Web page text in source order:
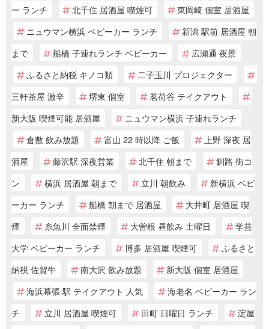
ー ランチ
北千住 居酒屋 喫煙可
東岡崎 個室 居酒屋
ニュウマン横浜 ベビーカー ランチ
新潟 駅前 居酒屋 朝
まで
船橋 子連れランチ ベビーカー
広瀬通 夜景
ふるさと納税 キノコ類
二子玉川 プロジェクター
三軒茶屋 激辛
堺東 個室
茗荷谷 テイクアウト
新大阪 喫煙可能 居酒屋
ニュウマン横浜 子連れランチ
倉敷 飲み放題
富山 22 時以降 ご飯
上野 深夜 居
酒屋
藤沢駅 深夜営業 北千住 朝まで
釧路 街コ
ン
横浜 居酒屋 朝まで 立川 朝飲み
新横浜 ベビ
ーカー ランチ
船橋 朝まで 居酒屋
大井町 居酒屋 喫
煙
糸魚川 全面禁煙 大曽根 昼飲み 土曜日
学芸
大学 ベビーカー ランチ
博多 居酒屋 喫煙可
ふるさと
納税 佐賀牛
南大沢 飲み放題
新大阪 個室 居酒屋
海浜幕張 駅 テイクアウト 人気
海老名 ベビーカー ラン
チ
立川 居酒屋 喫煙可 田町 日曜日 ランチ
淀屋